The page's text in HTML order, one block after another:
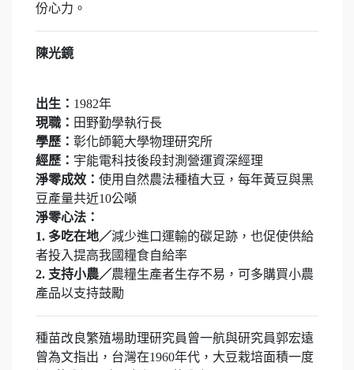
份心力。
陳光鏡
出生： 1982年
現職： 田野勤學執行長
學歷： 彰化師範大學物理研究所
經歷： 宇能電科技後段封測營運資深經理
淨零成效： 使用自然農法種植大豆，每年黃豆與黑
豆產量共近10公噸
淨零心法：
1. 多吃在地／減少進口運輸的碳足跡，也促使供給
者投入提高我國糧食自給率
2. 支持小農／農糧生產者生存不易，可多購買小農
產品以支持鼓勵
種苗改良繁殖場助理研究員曾一航與研究員郭宏遠
曾為文指出，台灣在1960年代，大豆栽培面積一度